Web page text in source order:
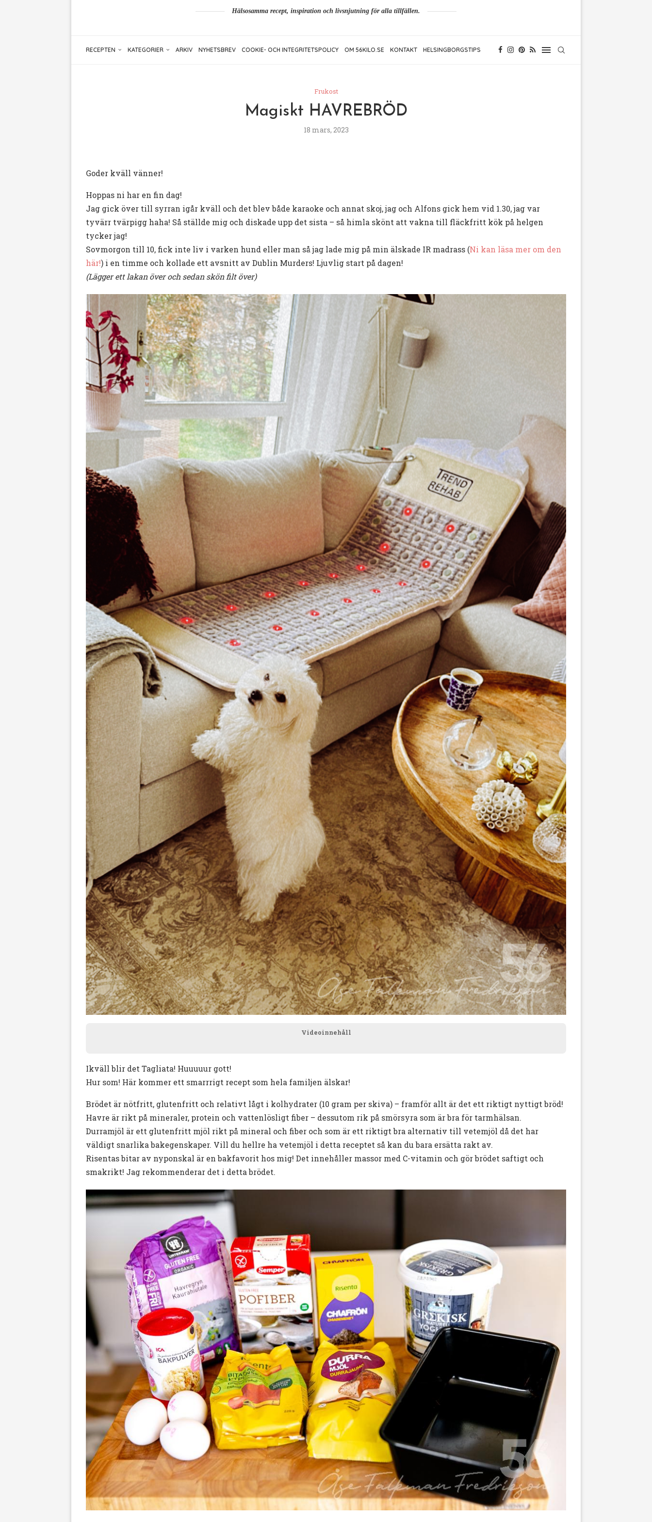
Hälsosamma recept, inspiration och livsnjutning för alla tillfällen.
RECEPTEN KATEGORIER ARKIV NYHETSBREV COOKIE- OCH INTEGRITETSPOLICY OM 56KILO.SE KONTAKT HELSINGBORGSTIPS
Frukost
Magiskt HAVREBRÖD
18 mars, 2023
Goder kväll vänner!
Hoppas ni har en fin dag!
Jag gick över till syrran igår kväll och det blev både karaoke och annat skoj, jag och Alfons gick hem vid 1.30, jag var
tyvärr tvärpigg haha! Så ställde mig och diskade upp det sista – så himla skönt att vakna till fläckfritt kök på helgen
tycker jag!
Sovmorgon till 10, fick inte liv i varken hund eller man så jag lade mig på min älskade IR madrass (Ni kan läsa mer om den
här!) i en timme och kollade ett avsnitt av Dublin Murders! Ljuvlig start på dagen!
(Lägger ett lakan över och sedan skön filt över)
Videoinnehåll
Ikväll blir det Tagliata! Huuuuur gott!
Hur som! Här kommer ett smarrrigt recept som hela familjen älskar!
Brödet är nötfritt, glutenfritt och relativt lågt i kolhydrater (10 gram per skiva) – framför allt är det ett riktigt nyttigt bröd!
Havre är rikt på mineraler, protein och vattenlösligt fiber – dessutom rik på smörsyra som är bra för tarmhälsan.
Durramjöl är ett glutenfritt mjöl rikt på mineral och fiber och som är ett riktigt bra alternativ till vetemjöl då det har
väldigt snarlika bakegenskaper. Vill du hellre ha vetemjöl i detta receptet så kan du bara ersätta rakt av.
Risentas bitar av nyponskal är en bakfavorit hos mig! Det innehåller massor med C-vitamin och gör brödet saftigt och
smakrikt! Jag rekommenderar det i detta brödet.